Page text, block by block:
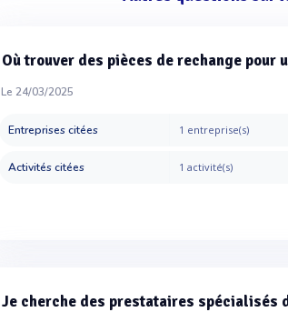
Où trouver des pièces de rechange pour
Le 24/03/2025
Entreprises citées 1 entreprise(s)
Activités citées 1 activité(s)
Je cherche des prestataires spécialisés